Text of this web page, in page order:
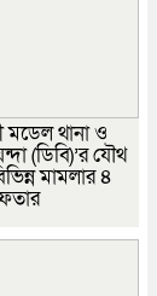
থানা ও
(ডিবি)’র যৌথ
মামলার ৪